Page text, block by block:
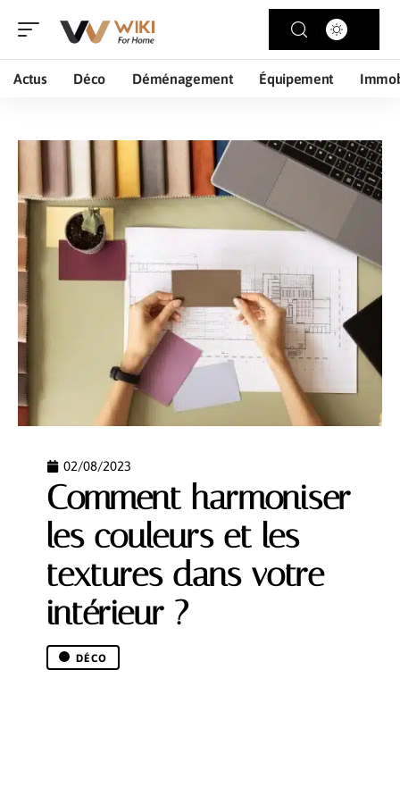
Actus Déco Déménagement Équipement
02/08/2023
Comment harmoniser
les couleurs et les
textures dans votre
intérieur ?
DÉCO